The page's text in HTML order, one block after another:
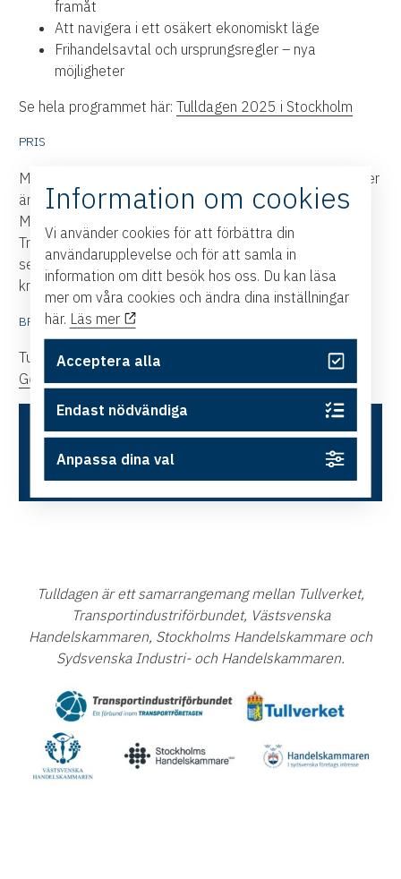
framåt
Att navigera i ett osäkert ekonomiskt läge
Frihandelsavtal och ursprungsregler – nya
möjligheter
Se hela programmet här:Tulldagen 2025 i Stockholm
PRIS
Medlemspris 4 000 kr | Ordinarie pris 4 900 kr (alla priser
är exklusive moms).
Medlemspris avser medlem i Handelskammaren eller
Transportföretagen. Det går att köpa till det digitala
seminariepaketet (de 9 valbara seminarierna) för 1 750
kr.
BRA ATT VETA
Tulldagen arrangeras även i
och
Göteborg 13 novembersamtOnline 25 november.
Varmt välkommen till Tulldagen 2025!
Mer info och anmälan finner du på
denna länk
Tulldagen är ett samarrangemang mellan Tullverket,
Transportindustriförbundet, Västsvenska
Handelskammaren, Stockholms Handelskammare och
Sydsvenska Industri- och Handelskammaren.
Information om cookies
Vi använder cookies för att förbättra din
användarupplevelse och för att samla in
information om ditt besök hos oss. Du kan läsa
mer om våra cookies och ändra dina inställningar
här. Läs mer
Acceptera alla
Endast nödvändiga
Anpassa dina val